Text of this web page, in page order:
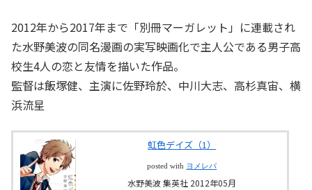
2012年から2017年まで「別冊マーガレット」に連載され
た水野美波の同名漫画の実写映画化で主人公である男子高
校生4人の恋と友情を描いた作品。
監督は飯塚健、主演に佐野玲於、中川大志、高杉真宙、横
浜流星
虹色デイズ（1）
posted with ヨメレバ
水野美波 集英社 2012年05月